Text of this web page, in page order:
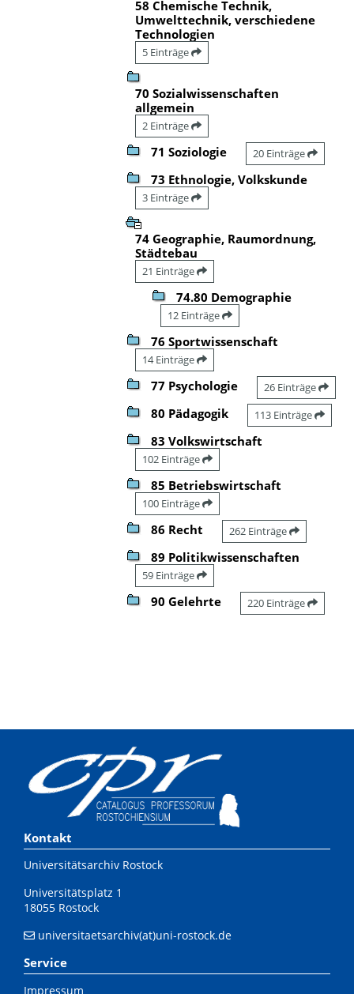
58 Chemische Technik,
Umwelttechnik, verschiedene
Technologien
5 Einträge
70 Sozialwissenschaften
allgemein
2 Einträge
71 Soziologie 20 Einträge
73 Ethnologie, Volkskunde
3 Einträge
74 Geographie, Raumordnung,
Städtebau
21 Einträge
74.80 Demographie
12 Einträge
76 Sportwissenschaft
14 Einträge
77 Psychologie 26 Einträge
80 Pädagogik 113 Einträge
83 Volkswirtschaft
102 Einträge
85 Betriebswirtschaft
100 Einträge
86 Recht 262 Einträge
89 Politikwissenschaften
59 Einträge
90 Gelehrte 220 Einträge
Kontakt
Universitätsarchiv Rostock
Universitätsplatz 1
18055 Rostock
universitaetsarchiv(at)uni-rostock.de
Service
Impressum